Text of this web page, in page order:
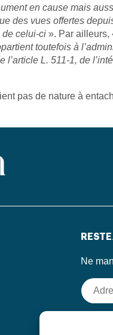
en cause mais
des vues offertes
de celui-ci ». Par ailleurs,
toutefois à
L. 511-1, de
pas de nature à
Ne
En